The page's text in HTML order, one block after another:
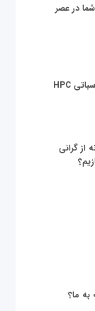
در عصر
از گرانی
به ما؟